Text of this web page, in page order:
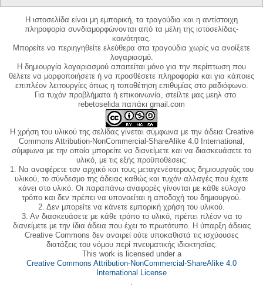
Η ιστοσελίδα είναι μη εμπορική, τα τραγούδια και η αντίστοιχη
πληροφορία συνδιαμορφώνονται από τα μέλη της ιστοσελίδας-
κοινότητας.
Μπορείτε να περιηγηθείτε ελεύθερα στα τραγούδια χωρίς να ανοίξετε
λογαριασμό.
Η δημιουργία λογαριασμού απαιτείται μόνο για την περίπτωση που
θέλετε να μορφοποιήσετε ή να προσθέσετε πληροφορία και για κάποιες
επιπλέον λειτουργίες όπως η τοποθέτηση επιθυμίας στο ραδιόφωνο.
Για τυχόν προβλήματα ή επικοινωνία, στείλτε μας μεηλ στο
rebetoselida παπάκι gmail.com
Η χρήση του υλικού της σελίδας γίνεται σύμφωνα με την άδεια Creative
Commons Attribution-NonCommercial-ShareAlike 4.0 International,
σύμφωνα με την οποία μπορείτε να διανείμετε και να διασκευάσετε το
υλικό, με τις εξής προϋποθέσεις:
1. Να αναφέρετε τον αρχικό και τους μεταγενέστερους δημιουργούς του
υλικού, το σύνδεσμο της άδειας καθώς και τυχόν αλλαγές που έχετε
κάνει στο υλικό. Οι παραπάνω αναφορές γίνονται με κάθε εύλογο
τρόπο και δεν πρέπει να υπονοείται η αποδοχή του δημιουργού.
2. Δεν μπορείτε να κάνετε εμπορική χρήση του υλικού.
3. Αν διασκευάσετε με κάθε τρόπο το υλικό, πρέπει πλέον να το
διανείμετε με την ίδια άδεια που έχει το πρωτότυπο. Η ύπαρξη άδειας
Creative Commons δεν αναιρεί ούτε υποκαθιστά τις ισχύουσες
διατάξεις του νόμου περί πνευματικής ιδιοκτησίας.
This work is licensed under a
Creative Commons Attribution-NonCommercial-ShareAlike 4.0
International License
.